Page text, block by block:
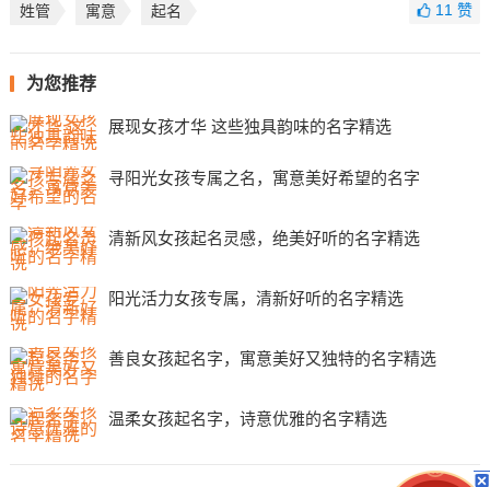
姓管 寓意 起名 11赞
为您推荐
展现女孩才华 这些独具韵味的名字精选
寻阳光女孩专属之名，寓意美好希望的名字
清新风女孩起名灵感，绝美好听的名字精选
阳光活力女孩专属，清新好听的名字精选
善良女孩起名字，寓意美好又独特的名字精选
温柔女孩起名字，诗意优雅的名字精选